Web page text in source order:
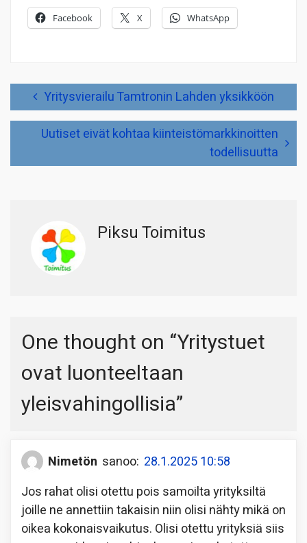
Facebook X WhatsApp
ArtikkelienYritysvierailu Tamtronin Lahden yksikköön
Uutiset eivät kohtaa kiinteistömarkkinoitten
todellisuutta
Piksu Toimitus
One thought on “Yritystuet
ovat luonteeltaan
yleisvahingollisia”
Nimetön sanoo: 28.1.2025 10:58
Jos rahat olisi otettu pois samoilta yrityksiltä
joille ne annettiin takaisin niin olisi nähty mikä on
oikea kokonaisvaikutus. Olisi otettu yrityksiä siis